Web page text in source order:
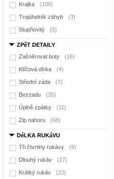
Krajka (106)
Trojúhelník záhyb (3)
Stupňovitý (5)
ZPěT DETAILY
Zašněrovat boty
(16)
Klíčová dírka (4)
Střední záda (7)
Bezzadu (35)
Úplně zpátky (11)
Zip nahoru (68)
DéLKA RUKáVU
Tři čtvrtiny rukávy
(9)
Dlouhý rukáv (27)
Krátký rukáv (22)